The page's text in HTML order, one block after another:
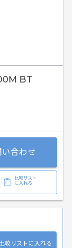
BT
い合わせ
比較リスト
に入れる
較リストに入れる